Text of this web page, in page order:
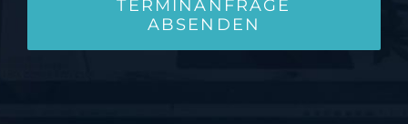
TERMINANFRAGE
ABSENDEN